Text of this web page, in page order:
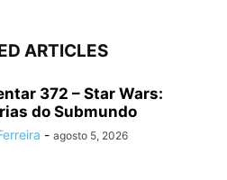
ARTICLES
372 – Star Wars:
do Submundo
- agosto 5, 2026